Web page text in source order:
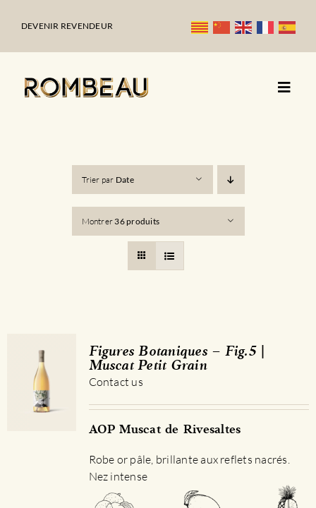
DEVENIR REVENDEUR
Trier par Date
Montrer 36 produits
Figures Botaniques – Fig.5 |
Muscat Petit Grain
Contact us
AOP Muscat de Rivesaltes
Robe or pâle, brillante aux reflets nacrés.
Nez intense